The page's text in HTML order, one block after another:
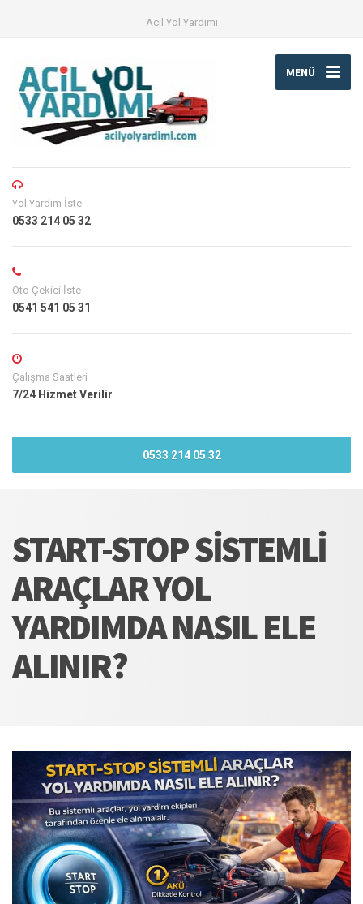
Acil Yol Yardımı
MENÜ
Yol Yardım İste
0533 214 05 32
Oto Çekici İste
0541 541 05 31
Çalışma Saatleri
7/24 Hizmet Verilir
0533 214 05 32
START-STOP SISTEMLI
ARAÇLAR YOL
YARDIMDA NASIL ELE
ALINIR?